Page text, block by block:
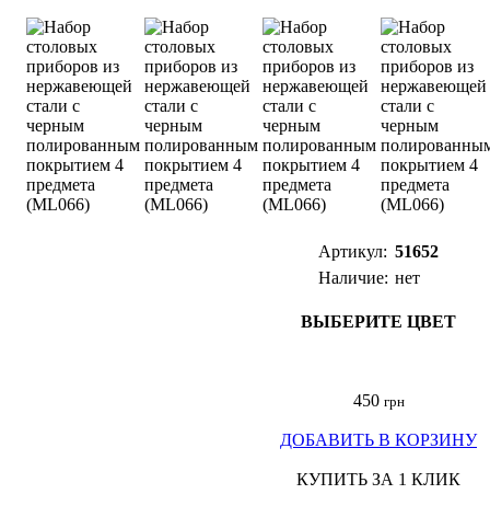
Артикул: 51652
Наличие: нет
ВЫБЕРИТЕ ЦВЕТ
450 грн
ДОБАВИТЬ В КОРЗИНУ
КУПИТЬ ЗА 1 КЛИК